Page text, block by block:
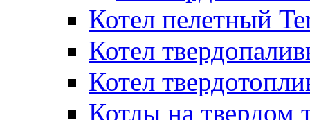
Котел пелетный
Котел
Котел
Котлы на твердом